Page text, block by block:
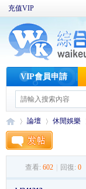
充值VIP
VIP會員申請
論壇 休閒娛樂
›
查看: 602 回復: 0